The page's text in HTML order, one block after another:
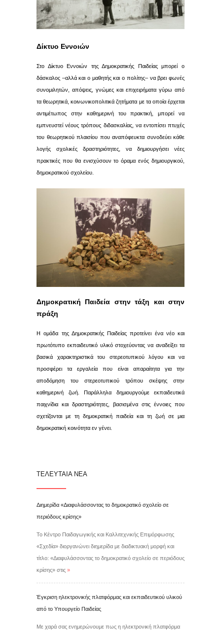
Δίκτυο Εννοιών
Στο Δίκτυο Εννοιών της Δημοκρατικής Παιδείας μπορεί ο
δάσκαλος –αλλά και ο μαθητής και ο πολίτης– να βρει φωνές
συνομιλητών, απόψεις, γνώμες και επιχειρήματα γύρω από
τα θεωρητικά, κοινωνικοπολιτικά ζητήματα με τα οποία έρχεται
αντιμέτωπος στην καθημερινή του πρακτική, μπορεί να
εμπνευστεί νέους τρόπους διδασκαλίας, να εντοπίσει πτυχές
του θεωρητικού πλαισίου που αναπόφευκτα συνοδεύει κάθε
λογής σχολικές δραστηριότητες, να δημιουργήσει νέες
πρακτικές που θα ενισχύσουν το όραμα ενός δημιουργικού,
δημοκρατικού σχολείου.
Δημοκρατική Παιδεία στην τάξη και στην
πράξη
Η ομάδα της Δημοκρατικής Παιδείας προτείνει ένα νέο και
πρωτότυπο εκπαιδευτικό υλικό στοχεύοντας να αναδείξει τα
βασικά χαρακτηριστικά του στερεοτυπικού λόγου και να
προσφέρει τα εργαλεία που είναι απαραίτητα για την
αποδόμηση του στερεοτυπικού τρόπου σκέψης στην
καθημερινή ζωή. Παράλληλα δημιουργούμε εκπαιδευτικά
παιχνίδια και δραστηριότητες, βασισμένα στις έννοιες που
σχετίζονται με τη δημοκρατική παιδεία και τη ζωή σε μια
δημοκρατική κοινότητα εν γένει.
ΤΕΛΕΥΤΑΙΑ ΝΕΑ
Διημερίδα «Διαφυλάσσοντας το δημοκρατικό σχολείο σε
περιόδους κρίσης»
Το Κέντρο Παιδαγωγικής και Καλλιτεχνικής Επιμόρφωσης
«Σχεδία» διοργανώνει διημερίδα με διαδικτυακή μορφή και
τίτλο: «Διαφυλάσσοντας το δημοκρατικό σχολείο σε περιόδους
κρίσης» στις »
Έγκριση ηλεκτρονικής πλατφόρμας και εκπαιδευτικού υλικού
από το Υπουργείο Παιδείας
Με χαρά σας ενημερώνουμε πως η ηλεκτρονική πλατφόρμα